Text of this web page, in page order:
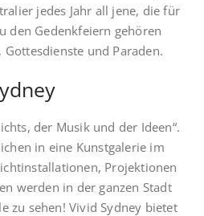
jedes Jahr all jene, die für
den Gedenkfeiern gehören
und Paraden.
der Musik und der Ideen“.
in eine Kunstgalerie im
Projektionen
werden in der ganzen Stadt
zu sehen! Vivid Sydney bietet